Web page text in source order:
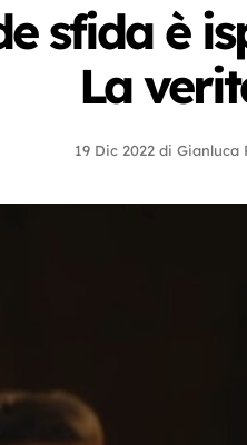
sfida è
La
19 Dic 2022 di Gianluca